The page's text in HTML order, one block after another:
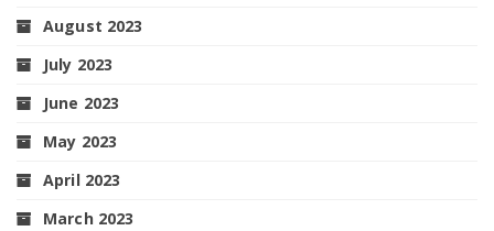
August 2023
July 2023
June 2023
May 2023
April 2023
March 2023